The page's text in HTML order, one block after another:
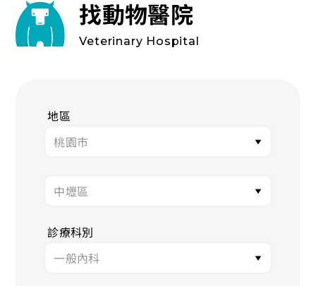
找動物醫院
Veterinary Hospital
地區
診療科別